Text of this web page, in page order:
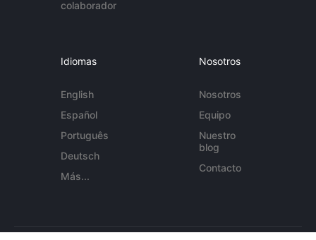
colaborador
Idiomas
English
Español
Português
Deutsch
Más...
Nosotros
Nosotros
Equipo
Nuestro
blog
Contacto